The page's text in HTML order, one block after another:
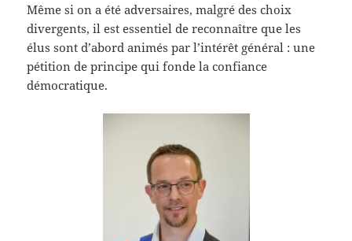
Même si on a été adversaires, malgré des choix
divergents, il est essentiel de reconnaître que les
élus sont d’abord animés par l’intérêt général : une
pétition de principe qui fonde la confiance
démocratique.